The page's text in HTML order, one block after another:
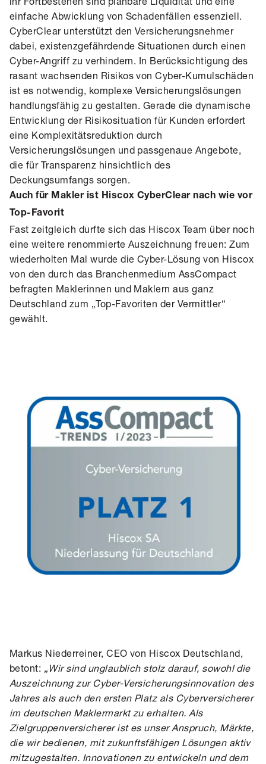
einfache Abwicklung von Schadenfällen essenziell.
CyberClear unterstützt den Versicherungsnehmer
dabei, existenzgefährdende Situationen durch einen
Cyber-Angriff zu verhindern. In Berücksichtigung des
rasant wachsenden Risikos von Cyber-Kumulschäden
ist es notwendig, komplexe Versicherungslösungen
handlungsfähig zu gestalten. Gerade die dynamische
Entwicklung der Risikosituation für Kunden erfordert
eine Komplexitätsreduktion durch
Versicherungslösungen und passgenaue Angebote,
die für Transparenz hinsichtlich des
Deckungsumfangs sorgen.
Auch für Makler ist Hiscox CyberClear nach wie vor
Top-Favorit
Fast zeitgleich durfte sich das Hiscox Team über noch
eine weitere renommierte Auszeichnung freuen: Zum
wiederholten Mal wurde die Cyber-Lösung von Hiscox
von den durch das Branchenmedium AssCompact
befragten Maklerinnen und Maklern aus ganz
Deutschland zum „Top-Favoriten der Vermittler“
gewählt.
Markus Niederreiner, CEO von Hiscox Deutschland,
betont: „Wir sind unglaublich stolz darauf, sowohl die
Auszeichnung zur Cyber-Versicherungsinnovation des
Jahres als auch den ersten Platz als Cyberversicherer
im deutschen Maklermarkt zu erhalten. Als
Zielgruppenversicherer ist es unser Anspruch, Märkte,
die wir bedienen, mit zukunftsfähigen Lösungen aktiv
mitzugestalten. Innovationen zu entwickeln und dem